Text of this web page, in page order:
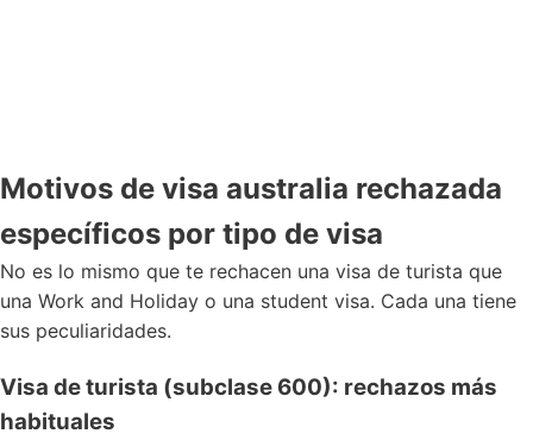
Motivos de visa australia rechazada
específicos por tipo de visa
No es lo mismo que te rechacen una visa de turista que
una Work and Holiday o una student visa. Cada una tiene
sus peculiaridades.
Visa de turista (subclase 600): rechazos más
habituales